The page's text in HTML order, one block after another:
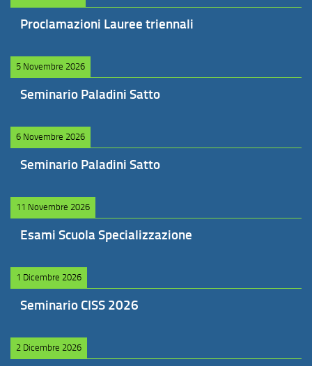
Proclamazioni Lauree triennali
5 Novembre 2026
Seminario Paladini Satto
6 Novembre 2026
Seminario Paladini Satto
11 Novembre 2026
Esami Scuola Specializzazione
1 Dicembre 2026
Seminario CISS 2026
2 Dicembre 2026